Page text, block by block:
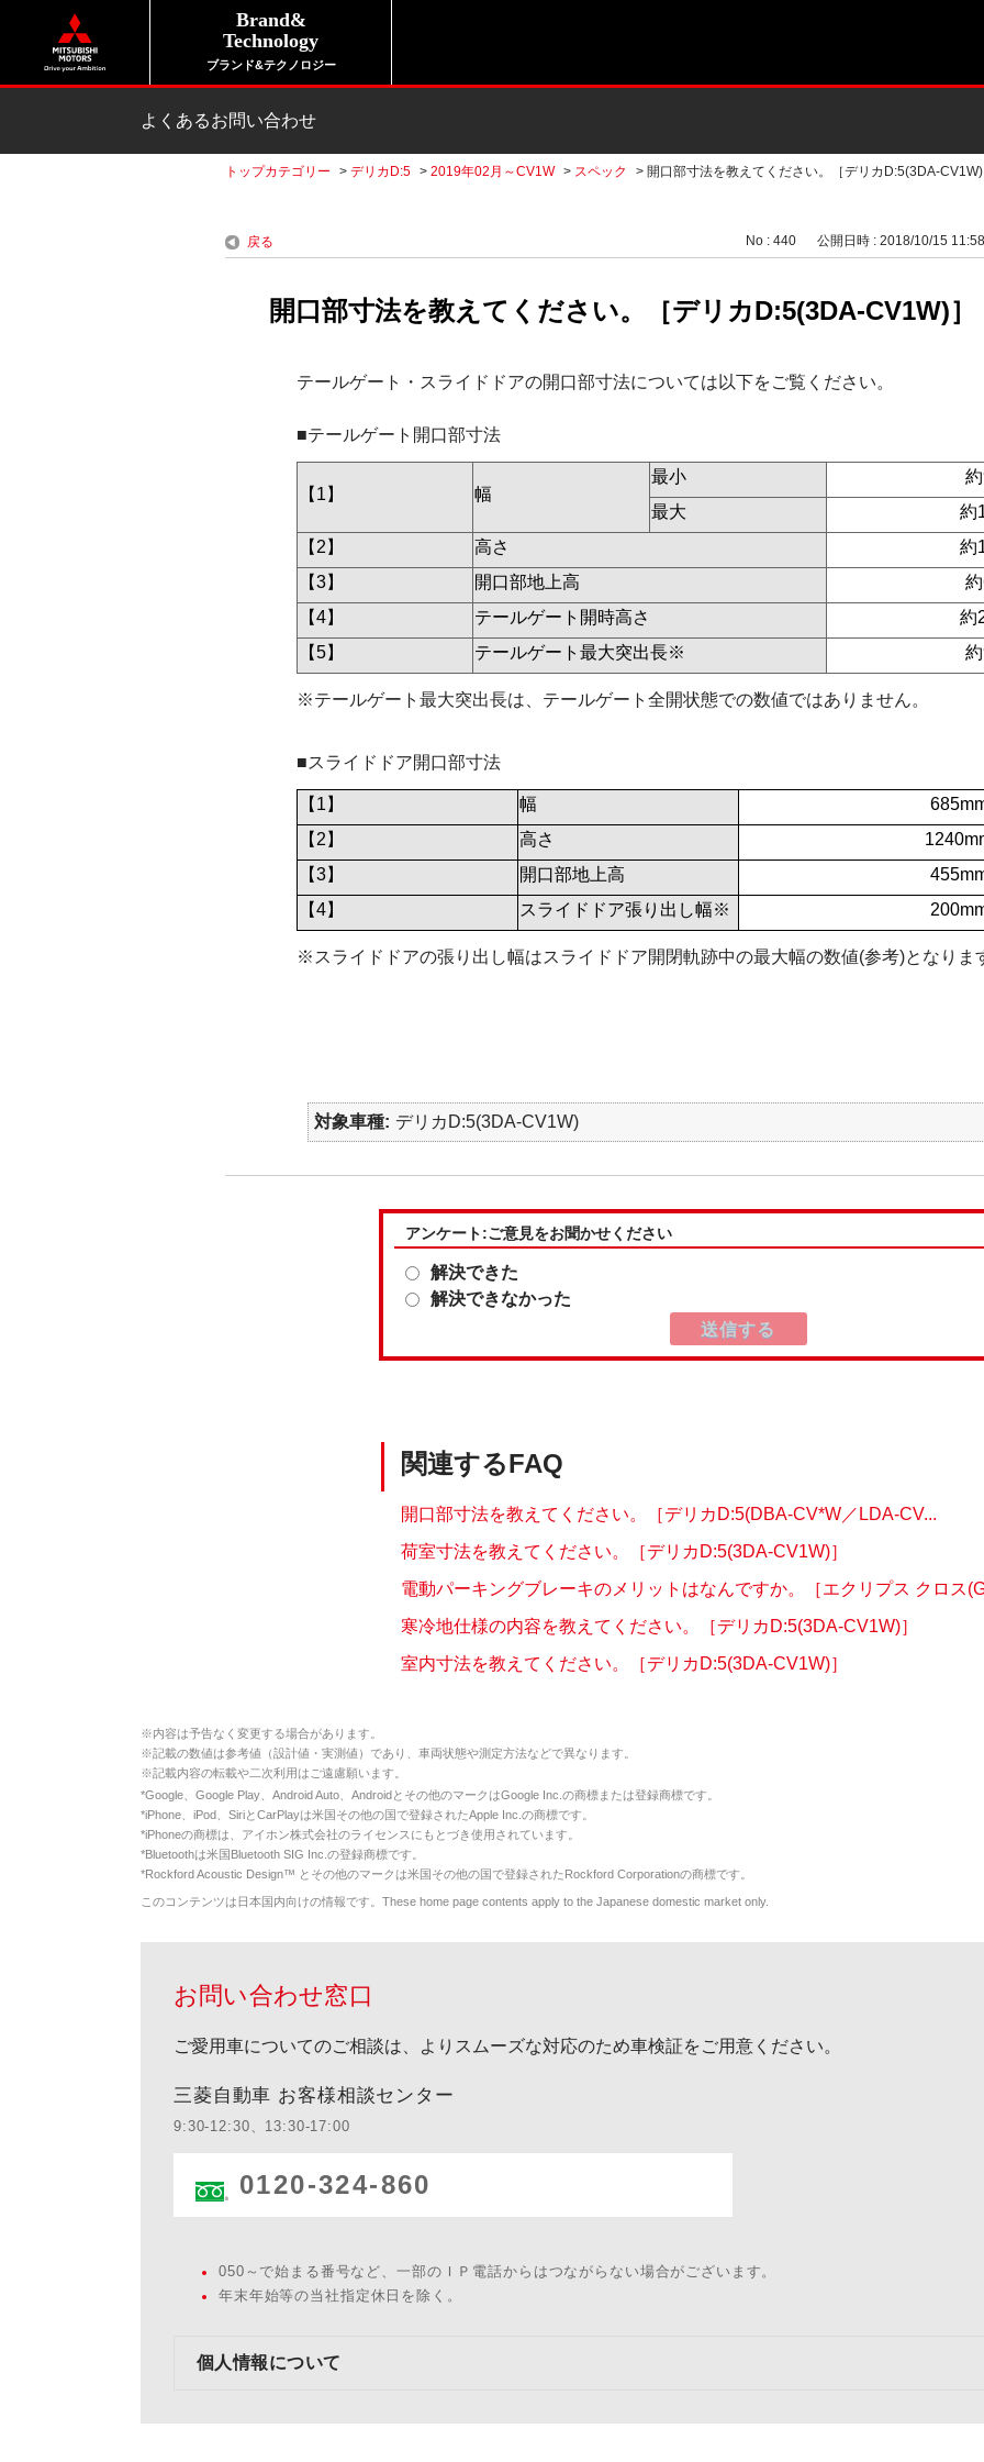
Brand&
Technology
ブランド&テクノロジー
よくあるお問い合わせ
トップカテゴリー > デリカD:5 > 2019年02月～CV1W > スペック > 開口部寸法を教えてください。［デリカD:5(3DA-
戻る No : 440 公開日時 : 2018/10/15 11:58
開口部寸法を教えてください。［デリカD:5(3DA-CV1W)］
テールゲート・スライドドアの開口部寸法については以下をご覧ください。
■テールゲート開口部寸法
【1】 幅
最小
最大
約
【2】
高さ
約
【3】
開口部地上高
【4】
テールゲート開時高さ
約
【5】
テールゲート最大突出長※
※テールゲート最大突出長は、テールゲート全開状態での数値ではありません。
■スライドドア開口部寸法
【1】 幅
【2】
高さ
【3】
開口部地上高
【4】
スライドドア張り出し幅※
※スライドドアの張り出し幅はスライドドア開閉軌跡中の最大幅の数値(参考)となりま
対象車種 デリカD:5(3DA-CV1W)
アンケート:ご意見をお聞かせください
解決できた
解決できなかった
関連するFAQ
開口部寸法を教えてください。［デリカD:5(DBA-CV*W／LDA-CV...
荷室寸法を教えてください。［デリカD:5(3DA-CV1W)］
電動パーキングブレーキのメリットはなんですか。［エクリプス クロス
寒冷地仕様の内容を教えてください。［デリカD:5(3DA-CV1W)］
室内寸法を教えてください。［デリカD:5(3DA-CV1W)］
※内容は予告なく変更する場合があります。
※記載の数値は参考値（設計値・実測値）であり、車両状態や測定方法などで異なります。
※記載内容の転載や二次利用はご遠慮願います。
*Google、Google Play、Android Auto、Androidとその他のマークはGoogle Inc.の商標または登録商標です。
*iPhone、iPod、SiriとCarPlayは米国その他の国で登録されたApple Inc.の商標です。
*iPhoneの商標は、アイホン株式会社のライセンスにもとづき使用されています。
*Bluetoothは米国Bluetooth SIG Inc.の登録商標です。
*Rockford Acoustic Design™ とその他のマークは米国その他の国で登録されたRockford Corporationの商標です。
このコンテンツは日本国内向けの情報です。These home page contents apply to the Japanese domestic market only.
お問い合わせ窓口
ご愛用車についてのご相談は、よりスムーズな対応のため車検証をご用意ください。
三菱自動車 お客様相談センター
9:30-12:30、13:30-17:00
0120-324-860
050～で始まる番号など、一部のＩＰ電話からはつながらない場合がございます。
年末年始等の当社指定休日を除く。
個人情報について